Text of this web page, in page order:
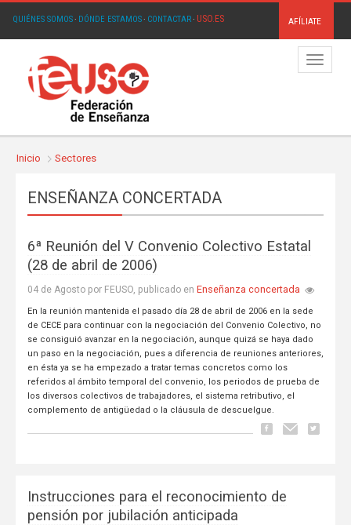
QUIÉNES SOMOS· DÓNDE ESTAMOS· CONTACTAR· USO.ES AFÍLIATE
Menú
Inicio Sectores
ENSEÑANZA CONCERTADA
6ª Reunión del V Convenio Colectivo Estatal
(28 de abril de 2006)
04 de Agosto por FEUSO, publicado en Enseñanza concertada
En la reunión mantenida el pasado día 28 de abril de 2006 en la sede
de CECE para continuar con la negociación del Convenio Colectivo, no
se consiguió avanzar en la negociación, aunque quizá se haya dado
un paso en la negociación, pues a diferencia de reuniones anteriores,
en ésta ya se ha empezado a tratar temas concretos como los
referidos al ámbito temporal del convenio, los periodos de prueba de
los diversos colectivos de trabajadores, el sistema retributivo, el
complemento de antigüedad o la cláusula de descuelgue.
Instrucciones para el reconocimiento de
pensión por jubilación anticipada